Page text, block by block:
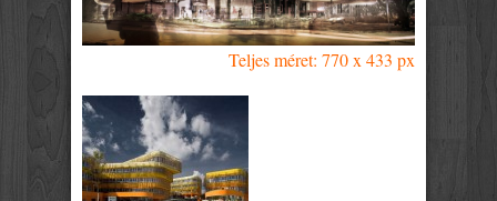
Teljes méret: 770 x 433 px